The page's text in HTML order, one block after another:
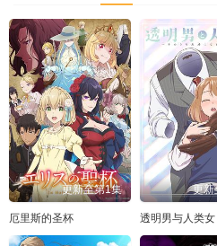
更新至第1集
厄里斯的圣杯
更新